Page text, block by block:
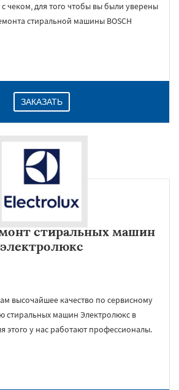
чеком, для того чтобы вы были уверены
стиральной машины BOSCH
ЗАКАЗАТЬ
стиральных машин
электролюкс
высочайшее качество по сервисному
стиральных машин Электролюкс в
этого у нас работают профессионалы.